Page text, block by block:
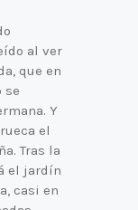
al ver
que en
se
Y
el
Tras la
el jardín
casi en